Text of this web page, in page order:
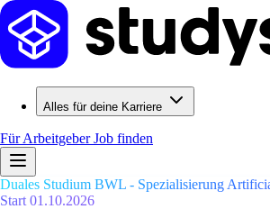
Alles für deine Karriere
Für ArbeitgeberJob finden
Duales Studium BWL - Spezialisierung
Start 01.10.2026